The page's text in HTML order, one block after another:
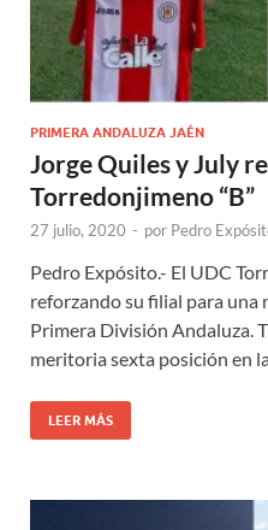
PRIMERA ANDALUZA JAÉN
Jorge Quiles y July
Torredonjimeno “B”
27 julio, 2020 - por Pedro
Pedro Expósito.- El UDC
reforzando su filial para una
Primera División Andaluza.
meritoria sexta posición en
LEER MÁS